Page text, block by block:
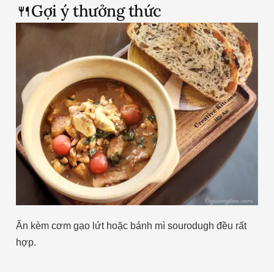
🍴Gợi ý thưởng thức
Ăn kèm cơm gạo lứt hoặc bánh mì sourodugh đều rất
hợp.